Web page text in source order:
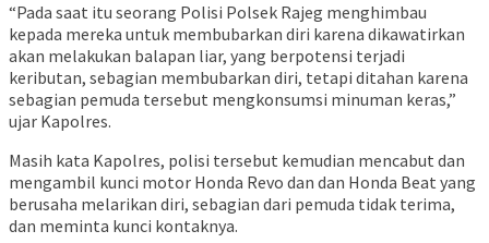
“Pada saat itu seorang Polisi Polsek Rajeg menghimbau
kepada mereka untuk membubarkan diri karena dikawatirkan
akan melakukan balapan liar, yang berpotensi terjadi
keributan, sebagian membubarkan diri, tetapi ditahan karena
sebagian pemuda tersebut mengkonsumsi minuman keras,”
ujar Kapolres.
Masih kata Kapolres, polisi tersebut kemudian mencabut dan
mengambil kunci motor Honda Revo dan dan Honda Beat yang
berusaha melarikan diri, sebagian dari pemuda tidak terima,
dan meminta kunci kontaknya.